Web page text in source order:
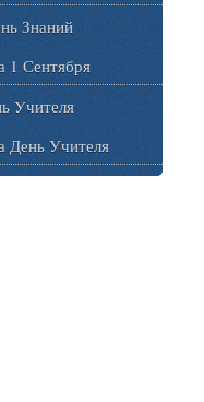
Знаний
1 Сентября
Учителя
День Учителя